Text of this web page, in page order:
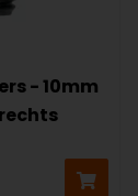
- 10mm